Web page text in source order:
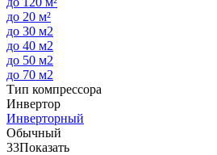
до 20 м²
до 30 м2
до 40 м2
до 50 м2
до 70 м2
Тип компрессора
Инвертор
Инверторный
Обычный
33Показать